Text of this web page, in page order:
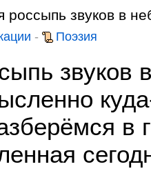
россыпь звуков в
- Поэзия
звуков
в